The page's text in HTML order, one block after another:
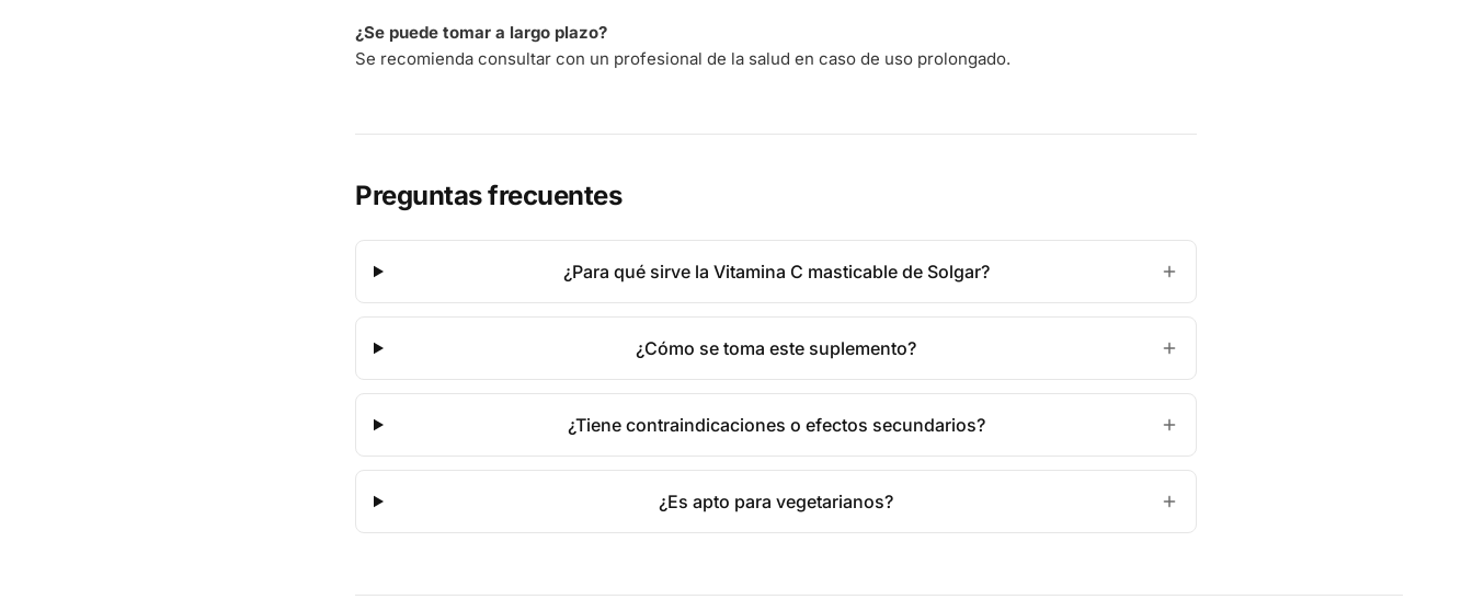
¿Se puede tomar a largo plazo?
Se recomienda consultar con un profesional de la salud en caso de uso prolongado.
Preguntas frecuentes
¿Para qué sirve la Vitamina C masticable de Solgar?
¿Cómo se toma este suplemento?
¿Tiene contraindicaciones o efectos secundarios?
¿Es apto para vegetarianos?